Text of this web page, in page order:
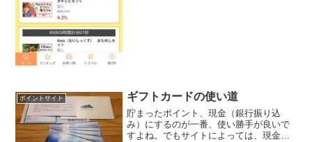
ポイントサイト ギフトカードの使い道
貯まったポイント、現金（銀行振り込
み）にするのが一番、使い勝手が良いで
すよね。でもサイトによっては、現金に